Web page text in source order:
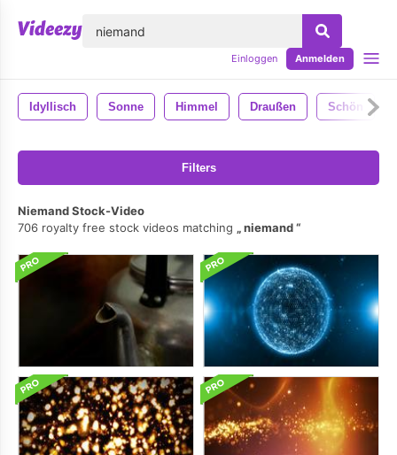
Einloggen Anmelden
Idyllisch Sonne Himmel Draußen Schön
Filters
Niemand Stock-Video
706 royalty free stock videos matching
niemand